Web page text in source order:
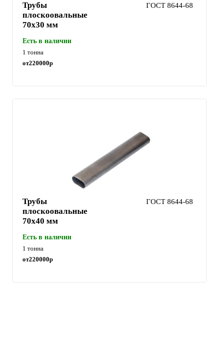
Трубы
плоскоовальные
70х30 мм
ГОСТ 8644-68
Есть в наличии
1 тонна
от220000р
Трубы
плоскоовальные
70х40 мм
ГОСТ 8644-68
Есть в наличии
1 тонна
от220000р